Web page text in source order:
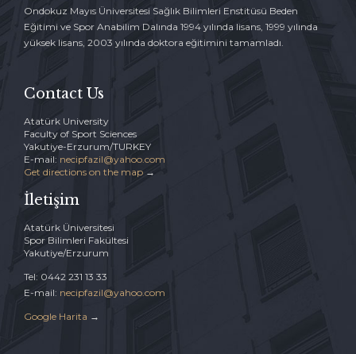
Ondokuz Mayıs Üniversitesi Sağlık Bilimleri Enstitüsü Beden
Eğitimi ve Spor Anabilim Dalında 1994 yılında lisans, 1999 yılında
yüksek lisans, 2003 yılında doktora eğitimini tamamladı.
Contact Us
Atatürk University
Faculty of Sport Sciences
Yakutiye-Erzurum/TURKEY
E-mail: necipfazil@yahoo.com
Get directions on the map →
İletişim
Atatürk Üniversitesi
Spor Bilimleri Fakültesi
Yakutiye/Erzurum
Tel: 0442 231 13 33
E-mail: necipfazil@yahoo.com
Google Harita →